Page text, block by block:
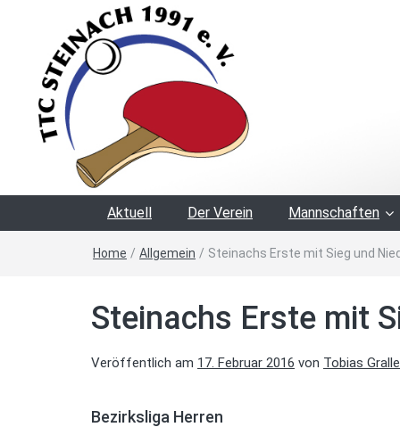
Aktuell Der Verein Mannschaften
Home / Allgemein / Steinachs Erste mit Sieg und
Steinachs Erste mit
Veröffentlich am 17. Februar 2016 von Tobias
Bezirksliga Herren